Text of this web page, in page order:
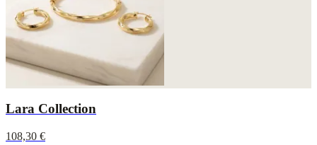
Lara Collection
108,30 €